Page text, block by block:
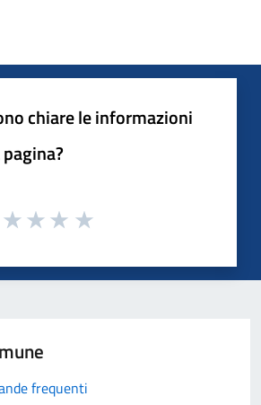
chiare le informazioni
frequenti